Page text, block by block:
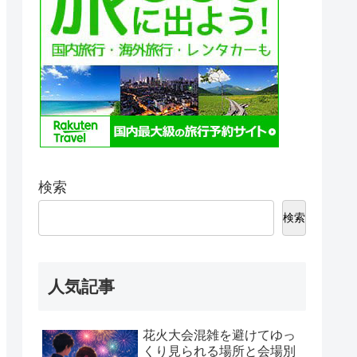
検索
検索
人気記事
花火大会混雑を避けてゆっ
くり見られる場所と会場別